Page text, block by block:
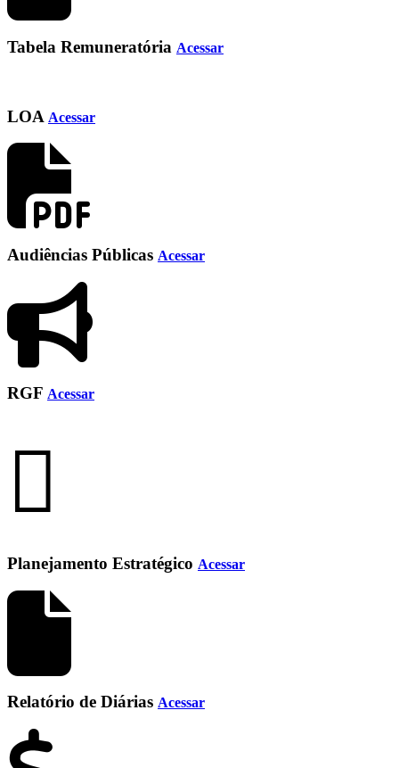
Tabela Remuneratória Acessar
LOA Acessar
Audiências Públicas Acessar
RGF Acessar
Planejamento Estratégico Acessar
Relatório de Diárias Acessar